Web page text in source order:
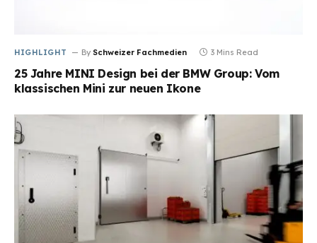
HIGHLIGHT By Schweizer Fachmedien 3 Mins Read
25 Jahre MINI Design bei der BMW Group: Vom
klassischen Mini zur neuen Ikone